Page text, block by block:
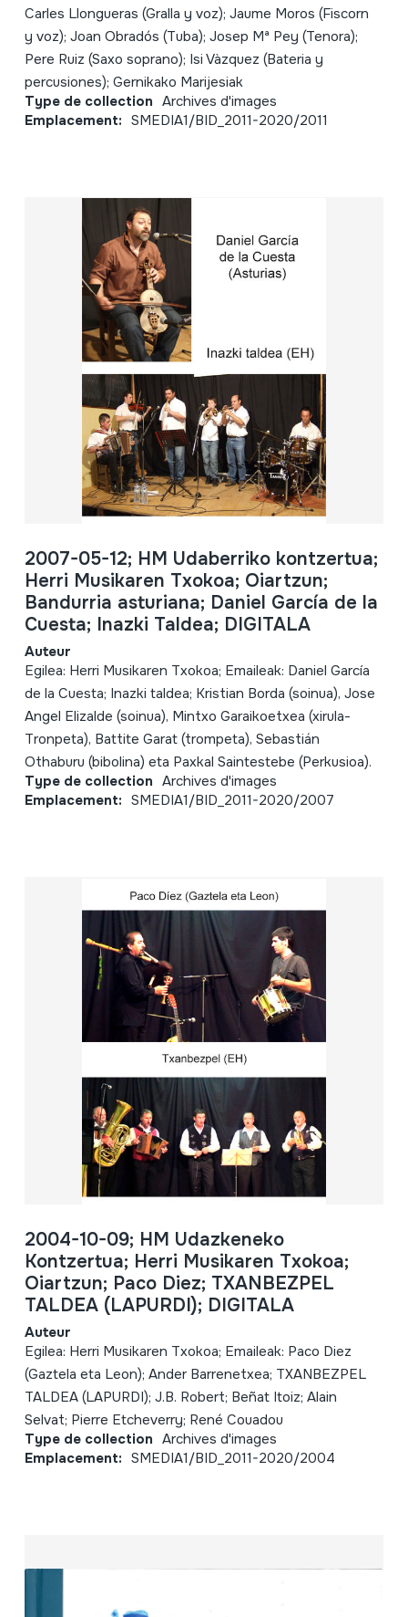
Carles Llongueras (Gralla y voz); Jaume Moros (Fiscorn
y voz); Joan Obradós (Tuba); Josep Mª Pey (Tenora);
Pere Ruiz (Saxo soprano); Isi Vàzquez (Bateria y
percusiones); Gernikako Marijesiak
Type de collection Archives d'images
Emplacement: SMEDIA1/BID_2011-2020/2011
2007-05-12; HM Udaberriko kontzertua;
Herri Musikaren Txokoa; Oiartzun;
Bandurria asturiana; Daniel García de la
Cuesta; Inazki Taldea; DIGITALA
Auteur
Egilea: Herri Musikaren Txokoa; Emaileak: Daniel García
de la Cuesta; Inazki taldea; Kristian Borda (soinua), Jose
Angel Elizalde (soinua), Mintxo Garaikoetxea (xirula-
Tronpeta), Battite Garat (trompeta), Sebastián
Othaburu (bibolina) eta Paxkal Saintestebe (Perkusioa).
Type de collection Archives d'images
Emplacement: SMEDIA1/BID_2011-2020/2007
2004-10-09; HM Udazkeneko
Kontzertua; Herri Musikaren Txokoa;
Oiartzun; Paco Diez; TXANBEZPEL
TALDEA (LAPURDI); DIGITALA
Auteur
Egilea: Herri Musikaren Txokoa; Emaileak: Paco Diez
(Gaztela eta Leon); Ander Barrenetxea; TXANBEZPEL
TALDEA (LAPURDI); J.B. Robert; Beñat Itoiz; Alain
Selvat; Pierre Etcheverry; René Couadou
Type de collection Archives d'images
Emplacement: SMEDIA1/BID_2011-2020/2004